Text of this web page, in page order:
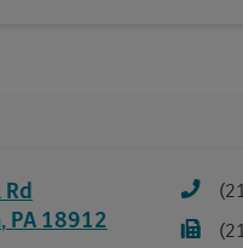
Rd
, PA 18912